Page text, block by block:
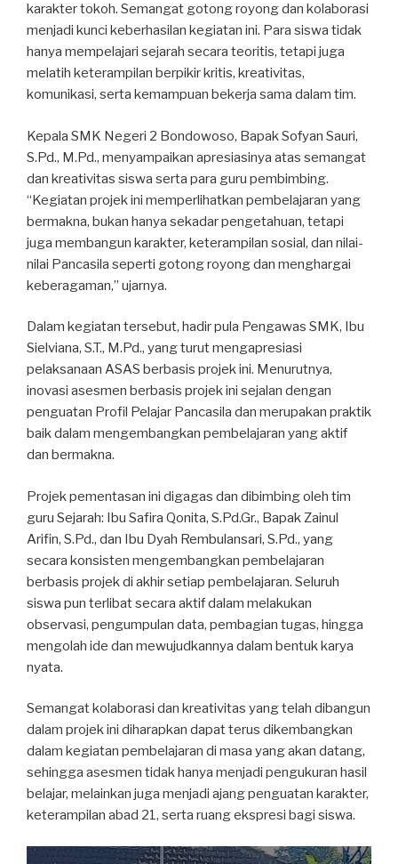
karakter tokoh. Semangat gotong royong dan kolaborasi
menjadi kunci keberhasilan kegiatan ini. Para siswa tidak
hanya mempelajari sejarah secara teoritis, tetapi juga
melatih keterampilan berpikir kritis, kreativitas,
komunikasi, serta kemampuan bekerja sama dalam tim.
Kepala SMK Negeri 2 Bondowoso, Bapak Sofyan Sauri,
S.Pd., M.Pd., menyampaikan apresiasinya atas semangat
dan kreativitas siswa serta para guru pembimbing.
“Kegiatan projek ini memperlihatkan pembelajaran yang
bermakna, bukan hanya sekadar pengetahuan, tetapi
juga membangun karakter, keterampilan sosial, dan nilai-
nilai Pancasila seperti gotong royong dan menghargai
keberagaman,” ujarnya.
Dalam kegiatan tersebut, hadir pula Pengawas SMK, Ibu
Sielviana, S.T., M.Pd., yang turut mengapresiasi
pelaksanaan ASAS berbasis projek ini. Menurutnya,
inovasi asesmen berbasis projek ini sejalan dengan
penguatan Profil Pelajar Pancasila dan merupakan praktik
baik dalam mengembangkan pembelajaran yang aktif
dan bermakna.
Projek pementasan ini digagas dan dibimbing oleh tim
guru Sejarah: Ibu Safira Qonita, S.Pd.Gr., Bapak Zainul
Arifin, S.Pd., dan Ibu Dyah Rembulansari, S.Pd., yang
secara konsisten mengembangkan pembelajaran
berbasis projek di akhir setiap pembelajaran. Seluruh
siswa pun terlibat secara aktif dalam melakukan
observasi, pengumpulan data, pembagian tugas, hingga
mengolah ide dan mewujudkannya dalam bentuk karya
nyata.
Semangat kolaborasi dan kreativitas yang telah dibangun
dalam projek ini diharapkan dapat terus dikembangkan
dalam kegiatan pembelajaran di masa yang akan datang,
sehingga asesmen tidak hanya menjadi pengukuran hasil
belajar, melainkan juga menjadi ajang penguatan karakter,
keterampilan abad 21, serta ruang ekspresi bagi siswa.